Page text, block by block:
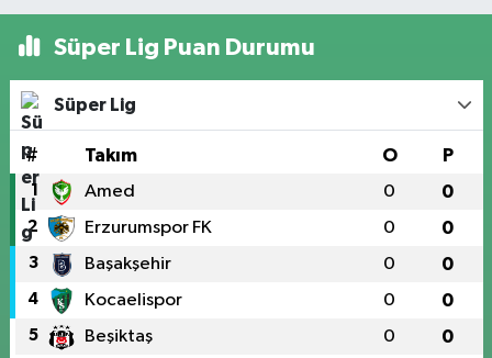
Süper Lig Puan Durumu
Süper Lig
# Takım O P
1 Amed 0 0
2 Erzurumspor FK 0 0
3 Başakşehir 0 0
4 Kocaelispor 0 0
5 Beşiktaş 0 0